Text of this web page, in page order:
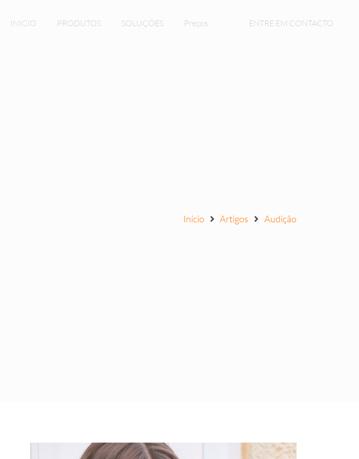
INICIO PRODUTOS SOLUÇÕES Preços ENTRE EM CONTACTO
Início Artigos Audição